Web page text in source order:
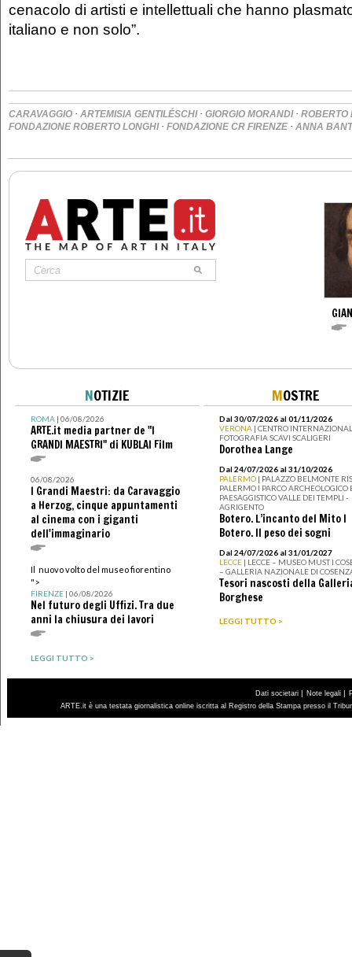
cenacolo di artisti e intellettuali che hanno
italiano e non solo”.
CARAVAGGIO · ARTEMISIA GENTILÉSCHI· GIORGIO MORANDI· ROBERTO
FONDAZIONE ROBERTO LONGHI· FONDAZIONE CR FIRENZE · ANNA
NOTIZIE
ROMA| 06/08/2026
ARTE.it media partner de "I
GRANDI MAESTRI" di KUBLAI Film
06/08/2026
I Grandi Maestri: da Caravaggio
a Herzog, cinque appuntamenti
al cinema con i giganti
dell'immaginario
Il nuovo volto del museo fiorentino
">
FIRENZE| 06/08/2026
Nel futuro degli Uffizi. Tra due
anni la chiusura dei lavori
LEGGI TUTTO >
MOSTRE
Dal 30/07/2026 al 01/11/2026
VERONA | CENTRO
FOTOGRAFIA SCAVI SCALIGERI
Dorothea Lange
Dal 24/07/2026 al 31/10/2026
PALERMO | PALAZZO BELMONTE
PALERMO I PARCO ARCHEOLOGICO
PAESAGGISTICO VALLE DEI TEMPLI -
AGRIGENTO
Botero. L’incanto del Mito I
Botero. Il peso dei sogni
Dal 24/07/2026 al 31/01/2027
LECCE | LECCE – MUSEO MUST I
– GALLERIA NAZIONALE DI
Tesori nascosti della
Borghese
LEGGI TUTTO >
Dati societari | Note legali |
ARTE.it è una testata giornalistica online iscritta al Registro della Stampa presso il